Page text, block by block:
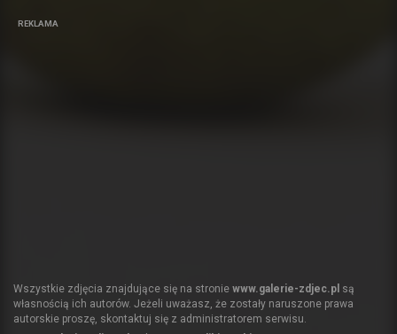
REKLAMA
Wszystkie zdjęcia znajdujące się na stronie www.galerie-zdjec.pl są
własnością ich autorów. Jeżeli uważasz, że zostały naruszone prawa
autorskie proszę, skontaktuj się z administratorem serwisu.